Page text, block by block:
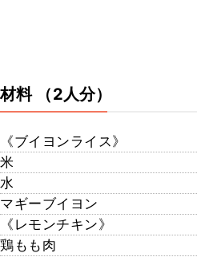
材料 （2人分）
《ブイヨンライス》
米
水
マギーブイヨン
《レモンチキン》
鶏もも肉